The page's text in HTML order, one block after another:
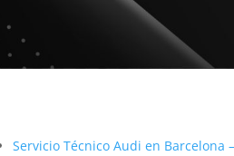
Servicio Técnico Audi en Barcelona